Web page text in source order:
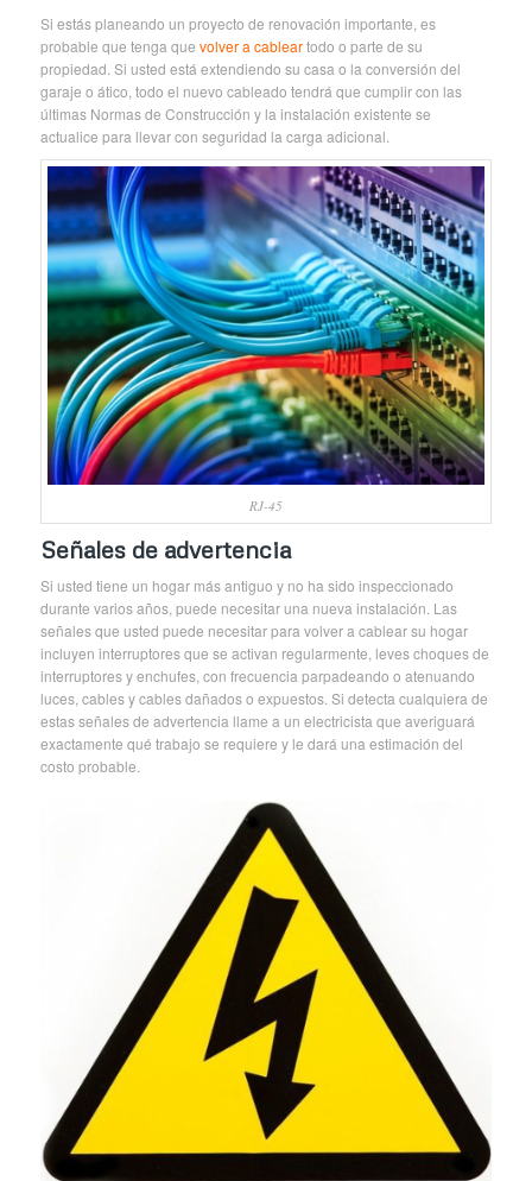
Si estás planeando un proyecto de renovación importante, es
probable que tenga que volver a cableartodo o parte de su
propiedad. Si usted está extendiendo su casa o la conversión del
garaje o ático, todo el nuevo cableado tendrá que cumplir con las
últimas Normas de Construcción y la instalación existente se
actualice para llevar con seguridad la carga adicional.
RJ-45
Señales de advertencia
Si usted tiene un hogar más antiguo y no ha sido inspeccionado
durante varios años, puede necesitar una nueva instalación. Las
señales que usted puede necesitar para volver a cablear su hogar
incluyen interruptores que se activan regularmente, leves choques de
interruptores y enchufes, con frecuencia parpadeando o atenuando
luces, cables y cables dañados o expuestos. Si detecta cualquiera de
estas señales de advertencia llame a un electricista que averiguará
exactamente qué trabajo se requiere y le dará una estimación del
costo probable.